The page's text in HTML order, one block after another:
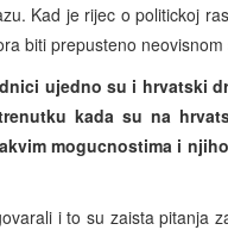
Kad je rijec o politickoj
biti prepusteno neovisnom
ujedno su i hrvatski
kada su na
mogucnostima i
i to su zaista pitanja